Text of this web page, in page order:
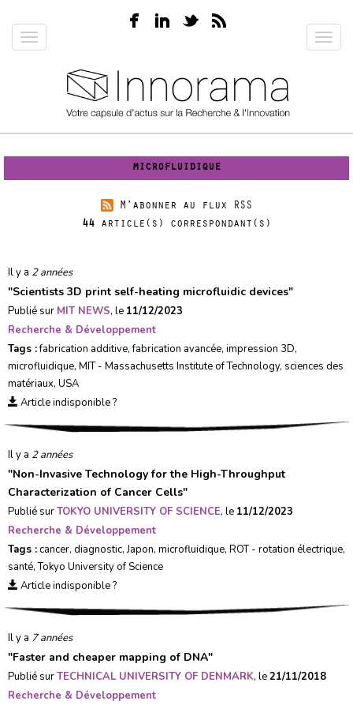
au
contenuToggle
microfluidique
M'abonner au flux RSS
44 article(s) correspondant(s)
Il y a 2 années
"Scientists 3D print self-heating microfluidic devices"
Publié sur MIT NEWS, le 11/12/2023
Recherche & Développement
Tags :fabrication additive,fabrication avancée, impression 3D,
microfluidique, MIT - Massachusetts Institute of Technology, sciences des
matériaux, USA
Article indisponible ?
Il y a 2 années
"Non-Invasive Technology for the High-Throughput
Characterization of Cancer Cells"
Publié surTOKYO UNIVERSITY OF SCIENCE, le 11/12/2023
Recherche & Développement
Tags :cancer, diagnostic,Japon, microfluidique, ROT - rotation électrique,
santé,Tokyo University of Science
Article indisponible ?
Il y a 7 années
"Faster and cheaper mapping of DNA"
Publié surTECHNICAL UNIVERSITY OF DENMARK, le21/11/2018
Recherche & Développement